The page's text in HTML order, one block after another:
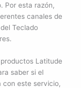
Por esta razón,
canales de
Teclado
Latitude
saber si el
con este servicio,